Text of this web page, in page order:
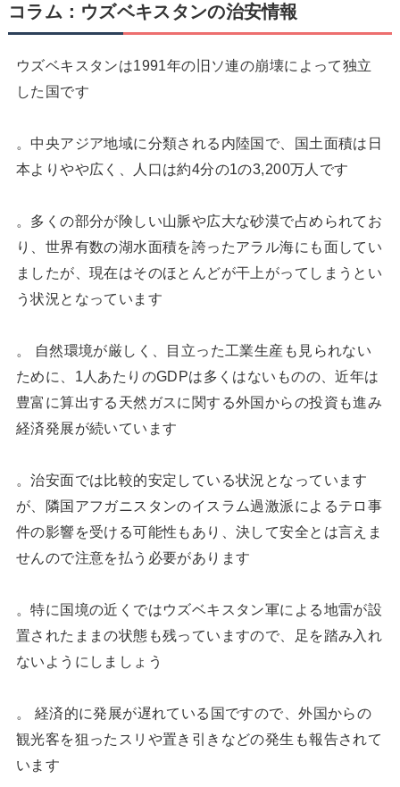
コラム：ウズベキスタンの治安情報
ウズベキスタンは1991年の旧ソ連の崩壊によって独立
した国です
。中央アジア地域に分類される内陸国で、国土面積は日
本よりやや広く、人口は約4分の1の3,200万人です
。多くの部分が険しい山脈や広大な砂漠で占められてお
り、世界有数の湖水面積を誇ったアラル海にも面してい
ましたが、現在はそのほとんどが干上がってしまうとい
う状況となっています
。 自然環境が厳しく、目立った工業生産も見られない
ために、1人あたりのGDPは多くはないものの、近年は
豊富に算出する天然ガスに関する外国からの投資も進み
経済発展が続いています
。治安面では比較的安定している状況となっています
が、隣国アフガニスタンのイスラム過激派によるテロ事
件の影響を受ける可能性もあり、決して安全とは言えま
せんので注意を払う必要があります
。特に国境の近くではウズベキスタン軍による地雷が設
置されたままの状態も残っていますので、足を踏み入れ
ないようにしましょう
。 経済的に発展が遅れている国ですので、外国からの
観光客を狙ったスリや置き引きなどの発生も報告されて
います